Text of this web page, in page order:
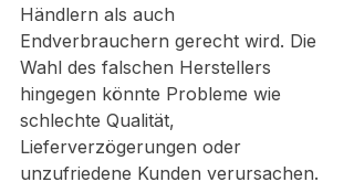
Händlern als auch
Endverbrauchern gerecht wird. Die
Wahl des falschen Herstellers
hingegen könnte Probleme wie
schlechte Qualität,
Lieferverzögerungen oder
unzufriedene Kunden verursachen.